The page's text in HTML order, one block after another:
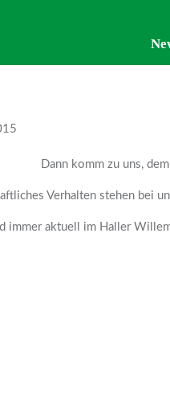
Dann komm zu uns,
Verhalten stehen bei
immer aktuell im Haller